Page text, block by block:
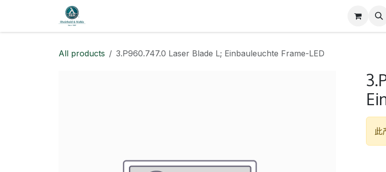
All products 3.P960.747.0 Laser Blade L; Einbauleuchte Frame-LED
此